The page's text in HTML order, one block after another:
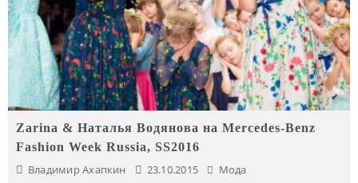
Zarina & Наталья Водянова на Mercedes-Benz
Fashion Week Russia, SS2016
Владимир Ахапкин 23.10.2015 Мода